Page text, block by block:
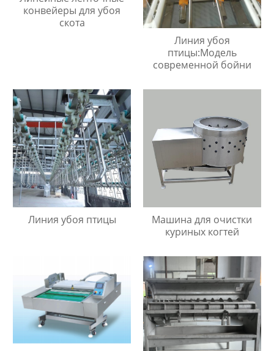
конвейеры для убоя
скота
Линия убоя
птицы:Модель
современной бойни
Линия убоя птицы
Машина для очистки
куриных когтей